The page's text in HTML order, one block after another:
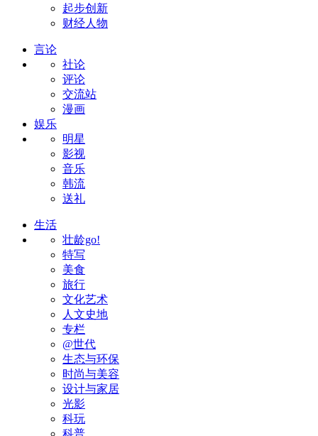
起步创新
财经人物
言论
社论
评论
交流站
漫画
娱乐
明星
影视
音乐
韩流
送礼
生活
壮龄go!
特写
美食
旅行
文化艺术
人文史地
专栏
@世代
生态与环保
时尚与美容
设计与家居
光影
科玩
科普